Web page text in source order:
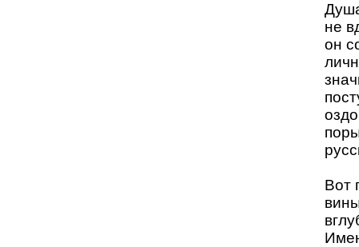
не
он
Вот